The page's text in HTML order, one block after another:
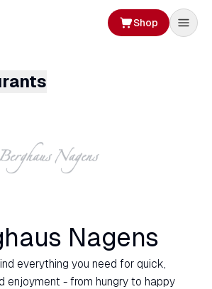
Shop
Nagens
everything you need for quick,
enjoyment - from hungry to happy